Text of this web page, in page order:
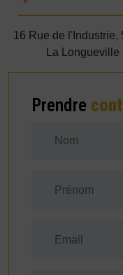
16 Rue de l'Industrie,
La Longueville
Prendre